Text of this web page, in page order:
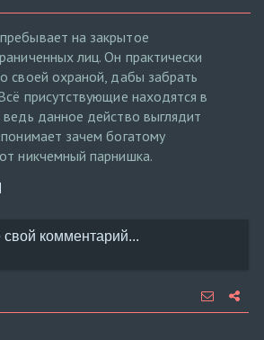
на закрытое
лиц. Он практически
своей охраной, дабы забрать
присутствующие находятся в
данное действо выглядит
зачем богатому
никчемный парнишка.